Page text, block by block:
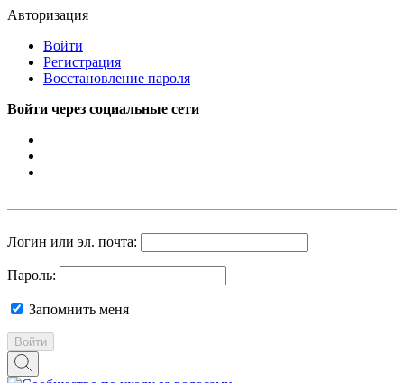
Авторизация
Войти
Регистрация
Восстановление пароля
Войти через социальные сети
Логин или эл. почта:
Пароль:
Запомнить меня
Войти